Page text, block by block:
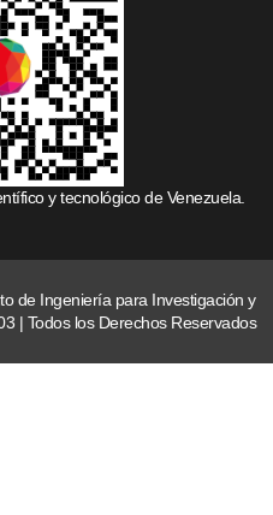
y tecnológico de Venezuela.
de Ingeniería para Investigación y
| Todos los Derechos Reservados